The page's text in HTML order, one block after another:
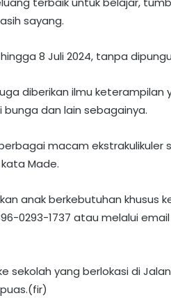
sayang.
8 Juli 2024, tanpa
diberikan ilmu
bunga dan lain sebagainya.
macam ekstrakulikuler
Made.
anak berkebutuhan khusus
0293-1737 atau melalui
yang berlokasi di Jalan